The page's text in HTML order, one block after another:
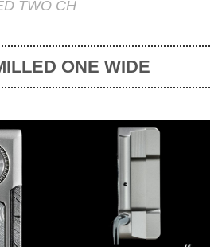
TWO CH
ONE WIDE